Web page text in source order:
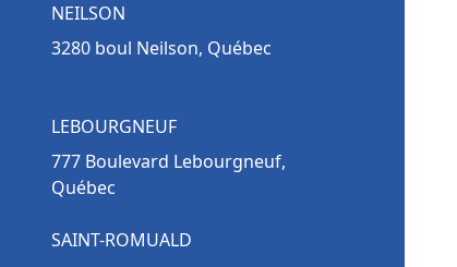
NEILSON
3280 boul Neilson, Québec
LEBOURGNEUF
777 Boulevard Lebourgneuf,
Québec
SAINT-ROMUALD